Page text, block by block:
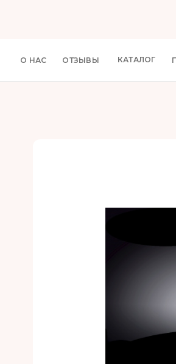
О НАС ОТЗЫВЫ КАТАЛОГ